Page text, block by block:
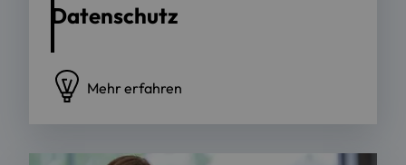
Datenschutz
Mehr erfahren